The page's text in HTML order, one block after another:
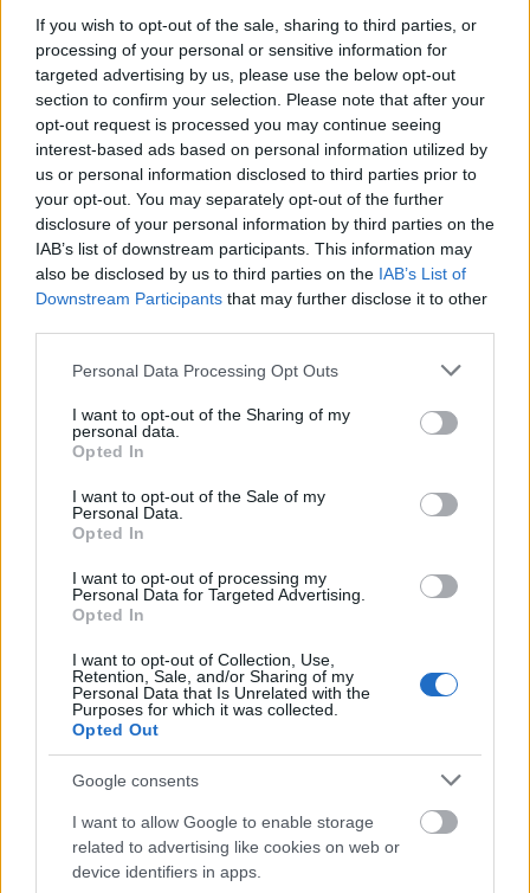
If you wish to opt-out of the sale, sharing to third parties, or
processing of your personal or sensitive information for
targeted advertising by us, please use the below opt-out
section to confirm your selection. Please note that after your
opt-out request is processed you may continue seeing
interest-based ads based on personal information utilized by
us or personal information disclosed to third parties prior to
your opt-out. You may separately opt-out of the further
disclosure of your personal information by third parties on the
IAB’s list of downstream participants. This information may
also be disclosed by us to third parties on the IAB’s List of
Downstream Participants that may further disclose it to other
Please note that this website/app uses one or more Google
not limited to your visit or usage behaviour. You may click to
grant or deny consent to Google and its third-party tags to
use your data for below specified purposes in below Google
consent section.
Personal Data Processing Opt Outs
I want to opt-out of the Sharing of my
personal data.
Opted In
I want to opt-out of the Sale of my
Personal Data.
Opted In
I want to opt-out of processing my
Personal Data for Targeted Advertising.
Opted In
I want to opt-out of Collection, Use,
Retention, Sale, and/or Sharing of my
Personal Data that Is Unrelated with the
Purposes for which it was collected.
Opted Out
Google consents
I want to allow Google to enable storage
related to advertising like cookies on web or
device identifiers in apps.
bővelkedő kritikákat kapott. A Magyar Állami
Operaház magánénekese és örökös tagja,
aki sikerrel szerepelt a világ nagy
operaszínpadain is, a Wexford
Operafesztiválon, a New York-i
Metropolitanben, vagy a moszkvai Nagy
Színházban, a bécsi Volksoperben és a
hamburgi Operaházban.
1992-ben lett a Magyar Állami Operaház
örökös tagja. Ágai Karola a barokk kortól a
XX. századig terjedő időszak dalirodalmának
remekműveit férjével, Szendrey-Karper
László gitárművésszel együtt sikerrel
Az operaénekest az Oktatási és Kulturális
Zene Opera Gyász
JJ MEGNYERTE AZ EUROVÍZIÓS DALFESZTIVÁLT,
MELYBEN A BUDAPEST SCORING ORCHESTRA IS
KÖZREMŰKÖDÖTT